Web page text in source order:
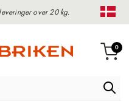
over 20 kg.
0